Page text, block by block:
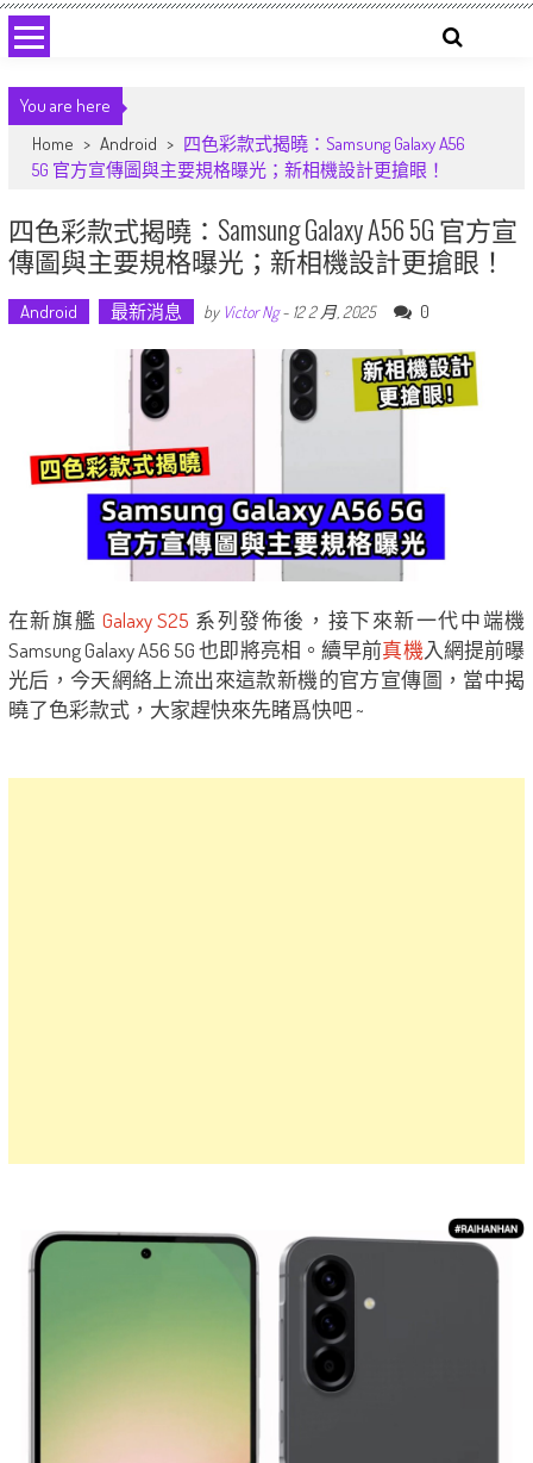
You are here
Home > Android > 四色彩款式揭曉：Samsung Galaxy A56
5G 官方宣傳圖與主要規格曝光；新相機設計更搶眼！
四色彩款式揭曉：Samsung Galaxy A56 5G 官方宣
傳圖與主要規格曝光；新相機設計更搶眼！
Android 最新消息 by Victor Ng- 12 2 月, 2025 0
在新旗艦 Galaxy S25 系列發佈後，接下來新一代中端機
Samsung Galaxy A56 5G 也即將亮相。續早前真機入網提前曝
光后，今天網絡上流出來這款新機的官方宣傳圖，當中揭
曉了色彩款式，大家趕快來先睹爲快吧 ~